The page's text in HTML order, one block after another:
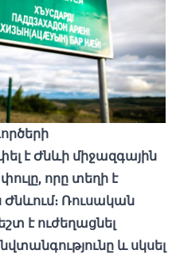
է Ժնևի միջազգային
որը տեղի է
Ժնևում։ Ռուսական
է ուժեղացնել
և սկսել